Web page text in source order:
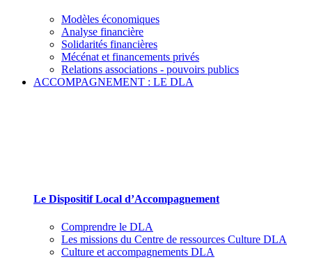
Modèles économiques
Analyse financière
Solidarités financières
Mécénat et financements privés
Relations associations - pouvoirs publics
ACCOMPAGNEMENT : LE DLA
Le Dispositif Local d’Accompagnement
Comprendre le DLA
Les missions du Centre de ressources Culture DLA
Culture et accompagnements DLA